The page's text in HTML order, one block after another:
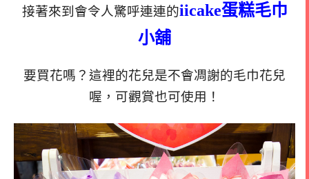
接著來到會令人驚呼連連的iicake蛋糕毛巾
小舖
要買花嗎？這裡的花兒是不會凋謝的毛巾花兒
喔，可觀賞也可使用！